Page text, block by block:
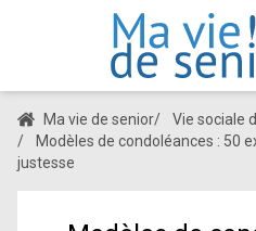
Ma vie de senior/
Vie sociale
/
Modèles de condoléances : 50
justesse